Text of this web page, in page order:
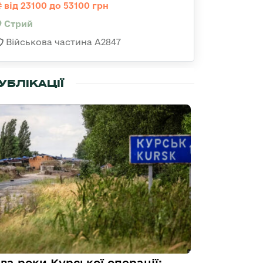
від 23100 до 53100 грн
Стрий
Військова частина А2847